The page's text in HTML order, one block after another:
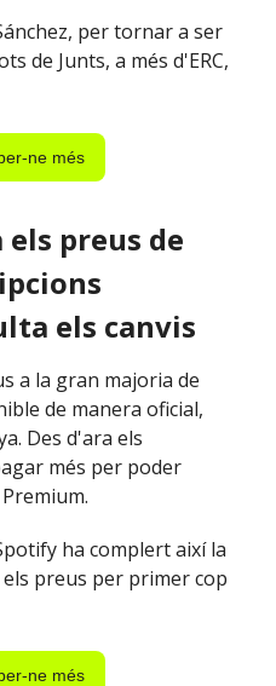
per tornar a ser
de Junts, a més d'ERC,
ne més
preus de
els canvis
a la gran majoria de
de manera oficial,
Des d'ara els
més per poder
ha complert així la
preus per primer cop
ne més